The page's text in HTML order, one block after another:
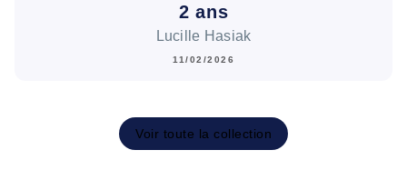
2 ans
Lucille Hasiak
11/02/2026
Voir toute la collection